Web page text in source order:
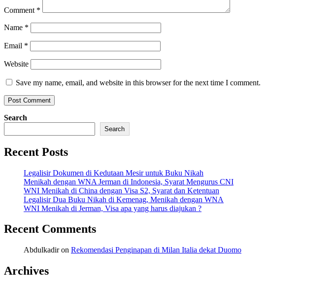
Comment *
Name *
Email *
Website
Save my name, email, and website in this browser for the next time I comment.
Search
Search
Recent Posts
Legalisir Dokumen di Kedutaan Mesir untuk Buku Nikah
Menikah dengan WNA Jerman di Indonesia, Syarat Mengurus CNI
WNI Menikah di China dengan Visa S2, Syarat dan Ketentuan
Legalisir Dua Buku Nikah di Kemenag, Menikah dengan WNA
WNI Menikah di Jerman, Visa apa yang harus diajukan ?
Recent Comments
Abdulkadiron Rekomendasi Penginapan di Milan Italia dekat Duomo
Archives